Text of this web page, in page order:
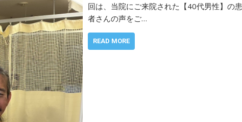
回は、当院にご来院された【40代男性】の患
者さんの声をご…
READ MORE